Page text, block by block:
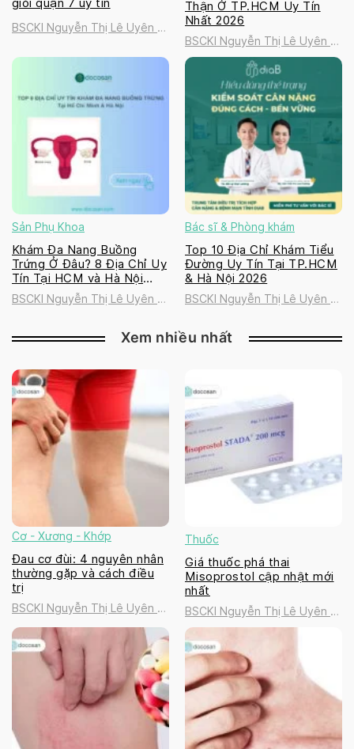
giỏi quận 7 uy tín
BSCKI Nguyễn Thị Lê Uyên |
International Clinic
Thận Ở TP.HCM Uy Tín
Nhất 2026
BSCKI Nguyễn Thị Lê Uyên |
Golden Healthcare
International Clinic
Sản Phụ Khoa
Khám Đa Nang Buồng
Trứng Ở Đâu? 8 Địa Chỉ Uy
Tín Tại HCM và Hà Nội
2026
BSCKI Nguyễn Thị Lê Uyên |
Bác sĩ & Phòng khám
Top 10 Địa Chỉ Khám Tiểu
Đường Uy Tín Tại TP.HCM
& Hà Nội 2026
BSCKI Nguyễn Thị Lê Uyên |
International Clinic
Xem nhiều nhất
Cơ - Xương - Khớp
Đau cơ đùi: 4 nguyên nhân
thường gặp và cách điều
trị
BSCKI Nguyễn Thị Lê Uyên |
Golden Healthcare
International Clinic
Thuốc
Giá thuốc phá thai
Misoprostol cập nhật mới
nhất
BSCKI Nguyễn Thị Lê Uyên |
Golden Healthcare
International Clinic